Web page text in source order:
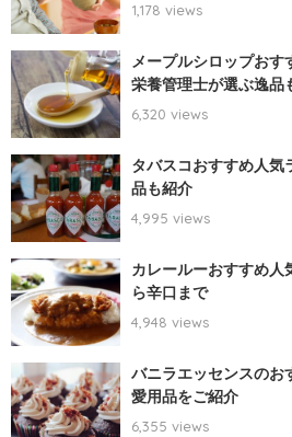
1,178 views
メープルシロップおす
栄養管理士が選ぶ逸品
6,320 views
タバスコおすすめ人気
品も紹介
4,995 views
カレールーおすすめ人
ら辛口まで
4,948 views
バニラエッセンスのお
愛用品をご紹介
6,355 views